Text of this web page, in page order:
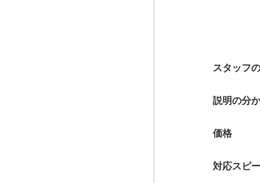
スタッフ
説明の分
価格
対応スピ